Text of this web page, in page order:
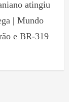
atingiu
| Mundo
e BR-319